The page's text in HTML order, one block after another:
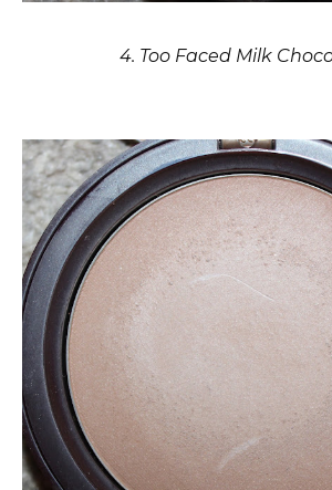
4. Too Faced Milk